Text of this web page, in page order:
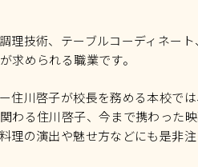
理技術、テーブルコーディネー
求められる職業です。
川啓子が校長を務める本校で
る住川啓子、今まで携わった
の演出や魅せ方などにも是非注